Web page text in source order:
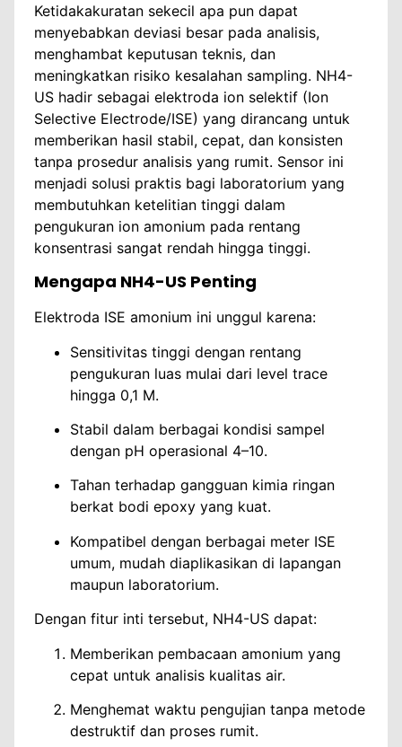
Ketidakakuratan sekecil apa pun dapat
menyebabkan deviasi besar pada analisis,
menghambat keputusan teknis, dan
meningkatkan risiko kesalahan sampling. NH4-
US hadir sebagai elektroda ion selektif (Ion
Selective Electrode/ISE) yang dirancang untuk
memberikan hasil stabil, cepat, dan konsisten
tanpa prosedur analisis yang rumit. Sensor ini
menjadi solusi praktis bagi laboratorium yang
membutuhkan ketelitian tinggi dalam
pengukuran ion amonium pada rentang
konsentrasi sangat rendah hingga tinggi.
Mengapa NH4-US Penting
Elektroda ISE amonium ini unggul karena:
Sensitivitas tinggi dengan rentang
pengukuran luas mulai dari level trace
hingga 0,1 M.
Stabil dalam berbagai kondisi sampel
dengan pH operasional 4–10.
Tahan terhadap gangguan kimia ringan
berkat bodi epoxy yang kuat.
Kompatibel dengan berbagai meter ISE
umum, mudah diaplikasikan di lapangan
maupun laboratorium.
Dengan fitur inti tersebut, NH4-US dapat:
Memberikan pembacaan amonium yang
cepat untuk analisis kualitas air.
Menghemat waktu pengujian tanpa metode
destruktif dan proses rumit.